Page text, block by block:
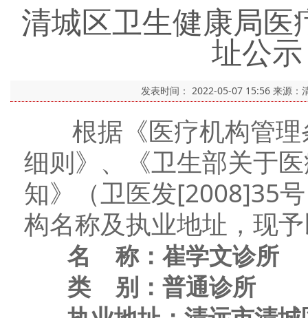
清城区卫生健康局
址公
发表时间： 2022-05-07 15:56 来源
根据《医疗机构管理
细则》、《卫生部关于
知》（卫医发[2008]35
构名称及执业地址，现
名 称：崔学文诊所
类 别：普通诊所